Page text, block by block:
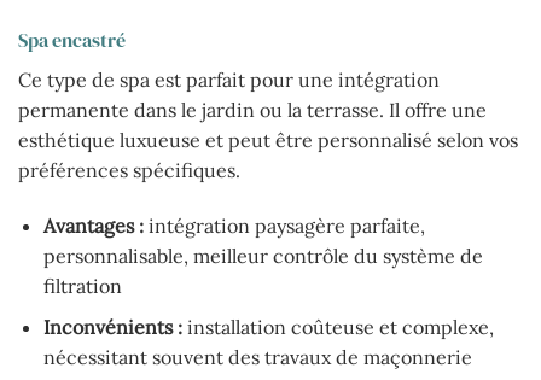
Spa encastré
Ce type de spa est parfait pour une intégration
permanente dans le jardin ou la terrasse. Il offre une
esthétique luxueuse et peut être personnalisé selon vos
préférences spécifiques.
Avantages :intégration paysagère parfaite,
personnalisable, meilleur contrôle du système de
filtration
Inconvénients :installation coûteuse et complexe,
nécessitant souvent des travaux de maçonnerie